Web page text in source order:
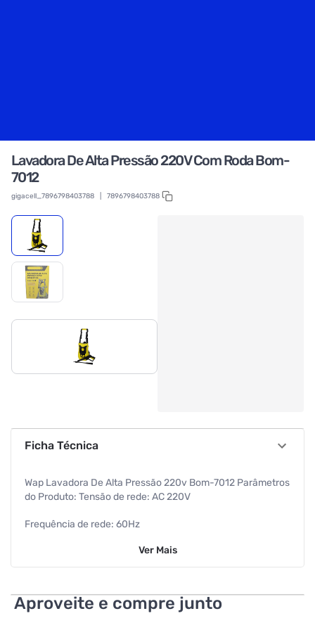
Lavadora De Alta Pressão 220V Com Roda Bom-
7012
gigacell_7896798403788 7896798403788
Ficha Técnica
Wap Lavadora De Alta Pressão 220v Bom-7012 Parâmetros
do Produto: Tensão de rede: AC 220V
Frequência de rede: 60Hz
Pressão máxima: 130bar
Ver Mais
Aproveite e compre junto